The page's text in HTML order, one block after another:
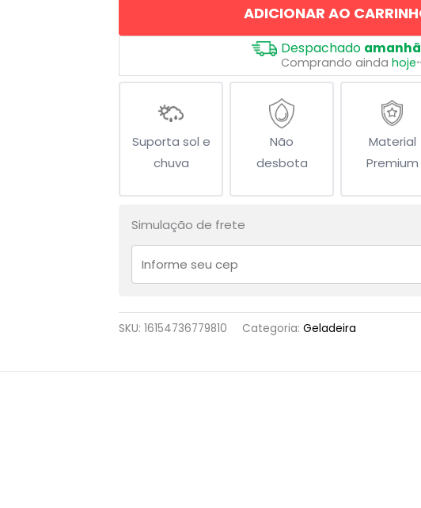
ADICIONAR AO
Despachado amanhã
Comprando ainda hoje
Suporta sol e
chuva
Não
desbota
Material
Premium
Simulação de frete
SKU: 16154736779810 Categoria: Geladeira